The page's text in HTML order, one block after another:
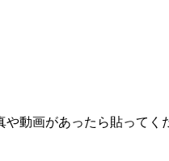
動画があったら貼ってく